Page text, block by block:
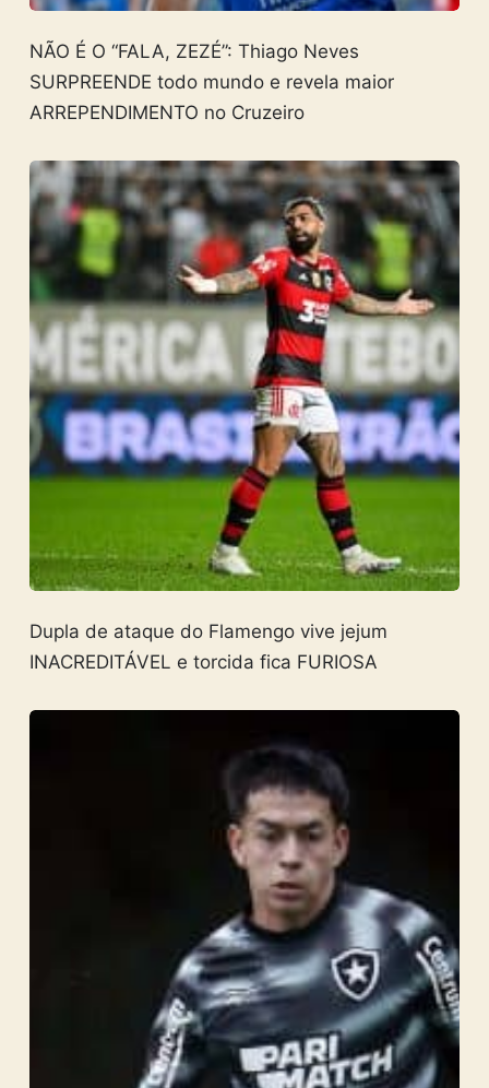
NÃO É O “FALA, ZEZÉ”: Thiago Neves
SURPREENDE todo mundo e revela maior
ARREPENDIMENTO no Cruzeiro
Dupla de ataque do Flamengo vive jejum
INACREDITÁVEL e torcida fica FURIOSA